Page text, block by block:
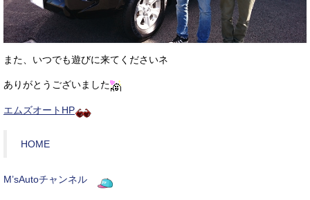
また、いつでも遊びに来てくださいネ
ありがとうございました
エムズオートHP
HOME
M’sAutoチャンネル